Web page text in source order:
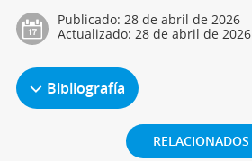
Publicado: 28 de abril de 2026
Actualizado: 28 de abril de 2026
Bibliografía
RELACIONADOS